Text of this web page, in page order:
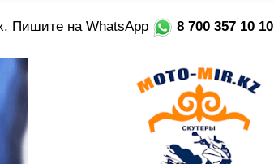
Пишите на WhatsApp 8 700 357 10 10